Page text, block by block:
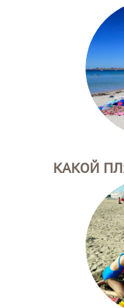
КАКОЙ